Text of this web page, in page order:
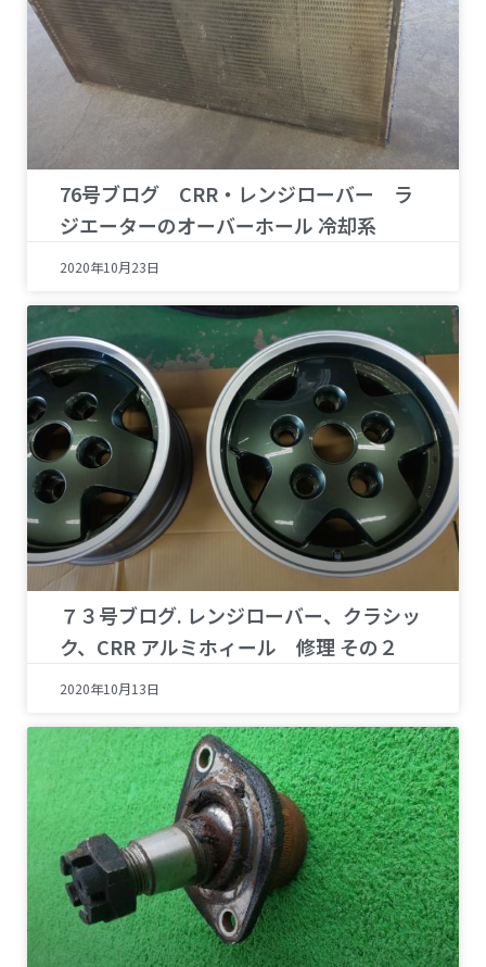
76号ブログ CRR・レンジローバー ラ
ジエーターのオーバーホール 冷却系
2020年10月23日
７３号ブログ. レンジローバー、クラシッ
ク、CRR アルミホィール 修理 その２
2020年10月13日